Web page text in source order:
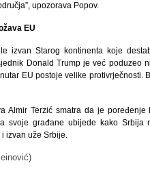
upozorava Popov.
EU
izvan Starog kontinenta koje
Donald Trump je već poduzeo
EU postoje velike protivrječnosti.
Almir Terzić smatra da je
svoje građane ubijede kako
izvan uže Srbije.